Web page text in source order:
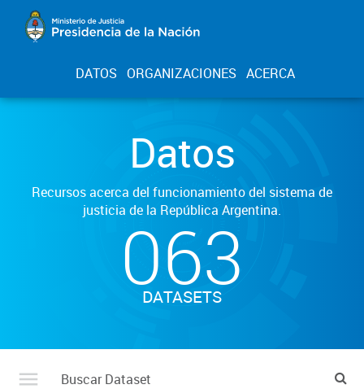
DATOS ORGANIZACIONES ACERCA
Datos
Recursos acerca del funcionamiento del sistema de
justicia de la República Argentina.
063
DATASETS